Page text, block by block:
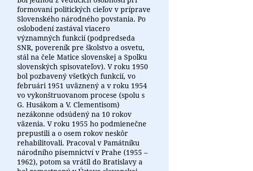
formovaní politických cieľov v príprave
Slovenského národného povstania. Po
oslobodení zastával viacero
významných funkcií (podpredseda
SNR, povereník pre školstvo a osvetu,
stál na čele Matice slovenskej a Spolku
slovenských spisovateľov). V roku 1950
bol pozbavený všetkých funkcií, vo
februári 1951 uväznený a v roku 1954
vo vykonštruovanom procese (spolu s
G. Husákom a V. Clementisom)
nezákonne odsúdený na 10 rokov
väzenia. V roku 1955 ho podmienečne
prepustili a o osem rokov neskôr
rehabilitovali. Pracoval v Památníku
národního písemnictví v Prahe (1955 –
1962), potom sa vrátil do Bratislavy a